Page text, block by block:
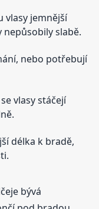
vlasy jemnější
slabě.
nebo potřebují
vlasy stáčejí
délka k bradě,
bývá